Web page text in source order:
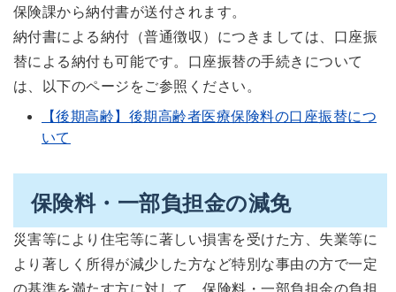
保険課から納付書が送付されます。
納付書による納付（普通徴収）につきましては、口座振
替による納付も可能です。口座振替の手続きについて
は、以下のページをご参照ください。
【後期高齢】後期高齢者医療保険料の口座振替につ
いて
保険料・一部負担金の減免
災害等により住宅等に著しい損害を受けた方、失業等に
より著しく所得が減少した方など特別な事由の方で一定
の基準を満たす方に対して、保険料・一部負担金の負担